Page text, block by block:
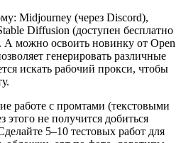
Midjourney (через Discord),
Diffusion (доступен бесплатно
А можно освоить новинку от Open
генерировать различные
искать рабочий прокси, чтобы
работе с промтами (текстовыми
этого не получится добиться
5–10 тестовых работ для